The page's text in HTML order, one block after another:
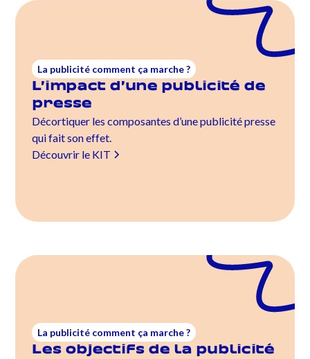
La publicité comment ça marche ?
L’impact d’une publicité de
presse
Décortiquer les composantes d’une publicité presse
qui fait son effet.
Découvrir le KIT
La publicité comment ça marche ?
Les objectifs de la publicité